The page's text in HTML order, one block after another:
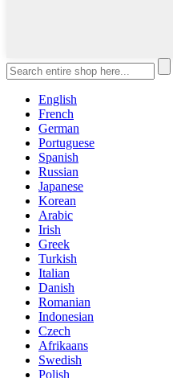
English
French
German
Portuguese
Spanish
Russian
Japanese
Korean
Arabic
Irish
Greek
Turkish
Italian
Danish
Romanian
Indonesian
Czech
Afrikaans
Swedish
Polish